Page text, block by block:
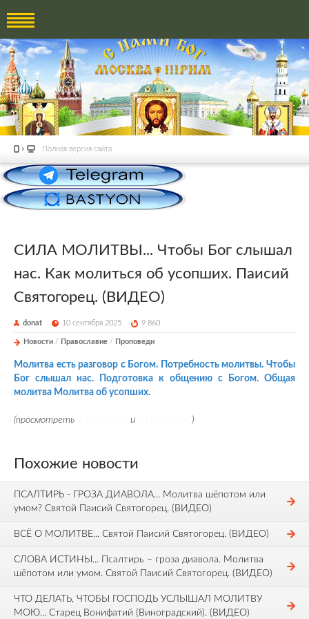
Полная версия сайта
СИЛА МОЛИТВЫ... Чтобы Бог слышал
нас. Как молиться об усопших. Паисий
Святогорец. (ВИДЕО)
donat 10 сентября 2025 9 860
Новости / Православие / Проповеди
Молитва есть разговор с Богом. Потребность молитвы. Чтобы
Бог слышал нас. Подготовка к общению с Богом. Общая
молитва Молитва об усопших.
(просмотреть и )
Похожие новости
ПСАЛТИРЬ - ГРОЗА ДИАВОЛА... Молитва шёпотом или
умом? Святой Паисий Святогорец. (ВИДЕО)
ВСЁ О МОЛИТВЕ... Святой Паисий Святогорец. (ВИДЕО)
СЛОВА ИСТИНЫ... Псалтирь – гроза диавола. Молитва
шёпотом или умом. Святой Паисий Святогорец. (ВИДЕО)
ЧТО ДЕЛАТЬ, ЧТОБЫ ГОСПОДЬ УСЛЫШАЛ МОЛИТВУ
МОЮ... Старец Вонифатий (Виноградский). (ВИДЕО)